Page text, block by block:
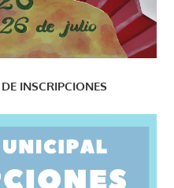
INSCRIPCIONES